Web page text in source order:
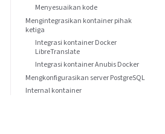
Menyesuaikan kode
Mengintegrasikan kontainer pihak
ketiga
Integrasi kontainer Docker
LibreTranslate
Integrasi kontainer Anubis Docker
Mengkonfigurasikan server PostgreSQL
Internal kontainer